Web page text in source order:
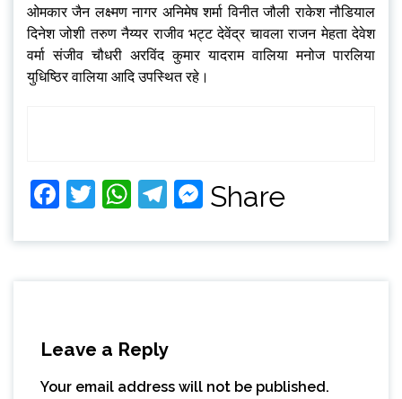
ओमकार जैन लक्ष्मण नागर अनिमेष शर्मा विनीत जौली राकेश नौडियाल
दिनेश जोशी तरुण नैय्यर राजीव भट्ट देवेंद्र चावला राजन मेहता देवेश
वर्मा संजीव चौधरी अरविंद कुमार यादराम वालिया मनोज पारलिया
युधिष्ठिर वालिया आदि उपस्थित रहे।
Facebook
Twitter
WhatsApp
Telegram
Messenger
Share
Leave a Reply
Your email address will not be published.